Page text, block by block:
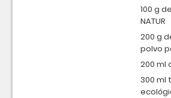
100 g
NATUR
200 g
polvo
200 ml
300 ml